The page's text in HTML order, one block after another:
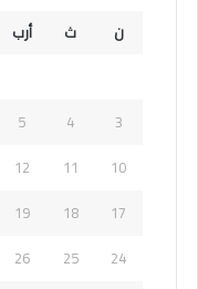
ن
ث أرب
3
4
5
10
11
12
17
18
19
24
25
26